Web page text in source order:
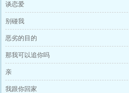
谈恋爱
别碰我
恶劣的目的
那我可以追你吗
亲
我跟你回家